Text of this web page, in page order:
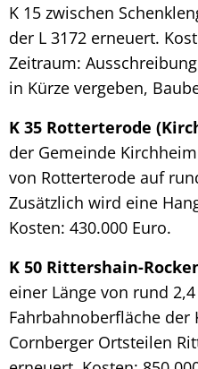
K 15 zwischen
der L 3172 erneuert.
Zeitraum:
in Kürze vergeben,
K 35 Rotterterode
der Gemeinde
von Rotterterode auf
Zusätzlich wird eine
Kosten: 430.000 Euro.
K 50 Rittershain-
einer Länge von rund
Fahrbahnoberfläche der
Cornberger Ortsteilen